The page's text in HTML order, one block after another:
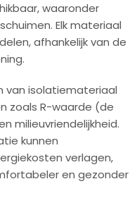
waaronder
Elk materiaal
afhankelijk van de
van isolatiemateriaal
zoals R-waarde (de
milieuvriendelijkheid.
kunnen
verlagen,
en gezonder